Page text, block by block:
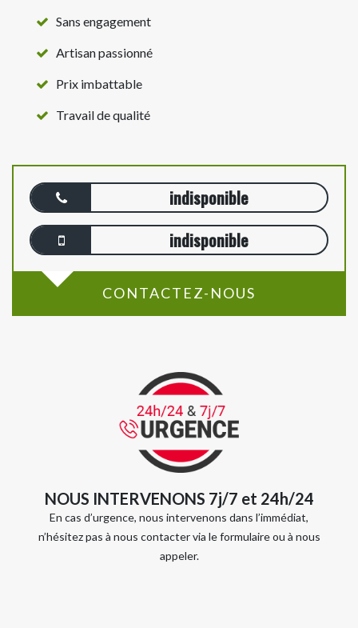
Sans engagement
Artisan passionné
Prix imbattable
Travail de qualité
indisponible
indisponible
CONTACTEZ-NOUS
NOUS INTERVENONS 7j/7 et 24h/24
En cas d’urgence, nous intervenons dans l’immédiat,
n’hésitez pas à nous contacter via le formulaire ou à nous
appeler.